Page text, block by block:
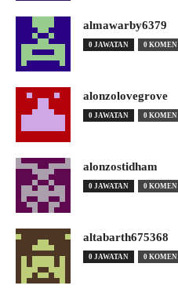
almawarby6379
0 JAWATAN 0 KOMEN
alonzolovegrove
0 JAWATAN 0 KOMEN
alonzostidham
0 JAWATAN 0 KOMEN
altabarth675368
0 JAWATAN 0 KOMEN